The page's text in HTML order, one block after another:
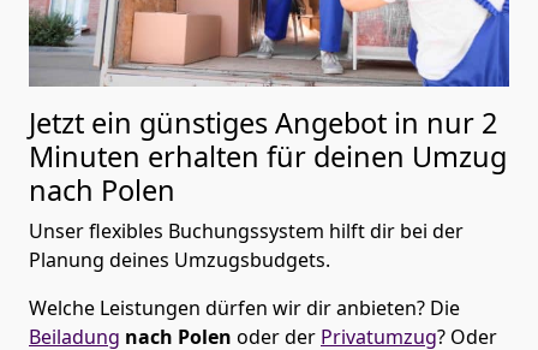
Jetzt ein günstiges Angebot in nur 2
Minuten erhalten für deinen Umzug
nach Polen
Unser flexibles Buchungssystem hilft dir bei der
Planung deines Umzugsbudgets.
Welche Leistungen dürfen wir dir anbieten? Die
Beiladung nach Polen oder der Privatumzug? Oder